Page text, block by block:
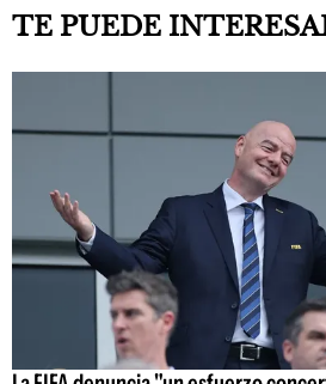
TE PUEDE